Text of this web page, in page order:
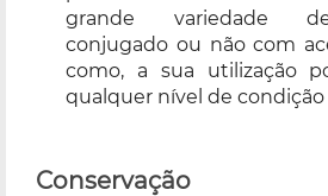
grande variedade
conjugado ou não com
como, a sua utilização
qualquer nível de condição
Conservação